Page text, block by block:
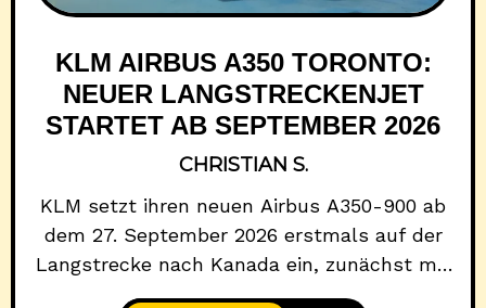
KLM AIRBUS A350 TORONTO:
NEUER LANGSTRECKENJET
STARTET AB SEPTEMBER 2026
CHRISTIAN S.
KLM setzt ihren neuen Airbus A350-900 ab
dem 27. September 2026 erstmals auf der
Langstrecke nach Kanada ein, zunächst mit
fünf Umläufen pro Woche zwischen